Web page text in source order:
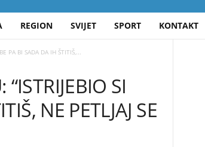
REGION SVIJET SPORT KONTAKT
PA BI SADA DA IH ŠTITIŠ,...
SI
NE PETLJAJ SE